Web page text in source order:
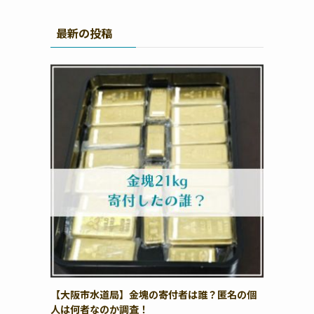
最新の投稿
【大阪市水道局】金塊の寄付者は誰？匿名の個
人は何者なのか調査！